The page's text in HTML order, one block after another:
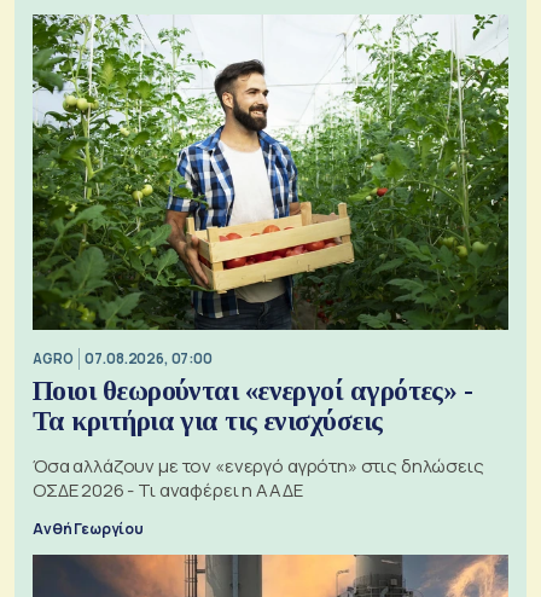
AGRO 07.08.2026, 07:00
Ποιοι θεωρούνται «ενεργοί αγρότες» -
Τα κριτήρια για τις ενισχύσεις
Όσα αλλάζουν με τον «ενεργό αγρότη» στις δηλώσεις
ΟΣΔΕ 2026 - Τι αναφέρει η ΑΑΔΕ
Ανθή Γεωργίου